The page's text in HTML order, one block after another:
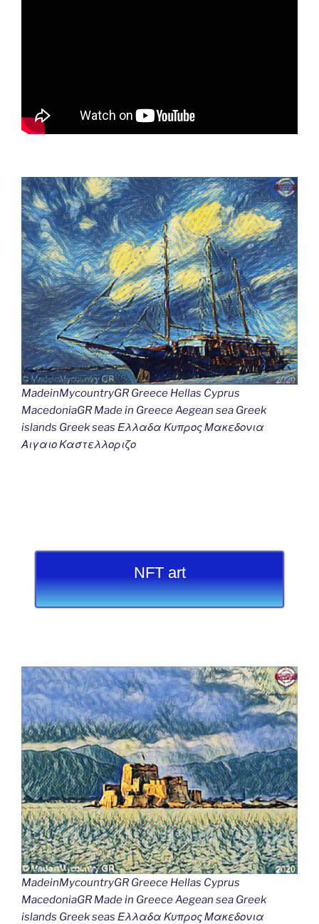
MadeinMycountryGR Greece Hellas Cyprus
MacedoniaGR Made in Greece Aegean sea Greek
islands Greek seas Ελλαδα Κυπρος Μακεδονια
Αιγαιο Καστελλοριζο
NFT art
MadeinMycountryGR Greece Hellas Cyprus
MacedoniaGR Made in Greece Aegean sea Greek
islands Greek seas Ελλαδα Κυπρος Μακεδονια